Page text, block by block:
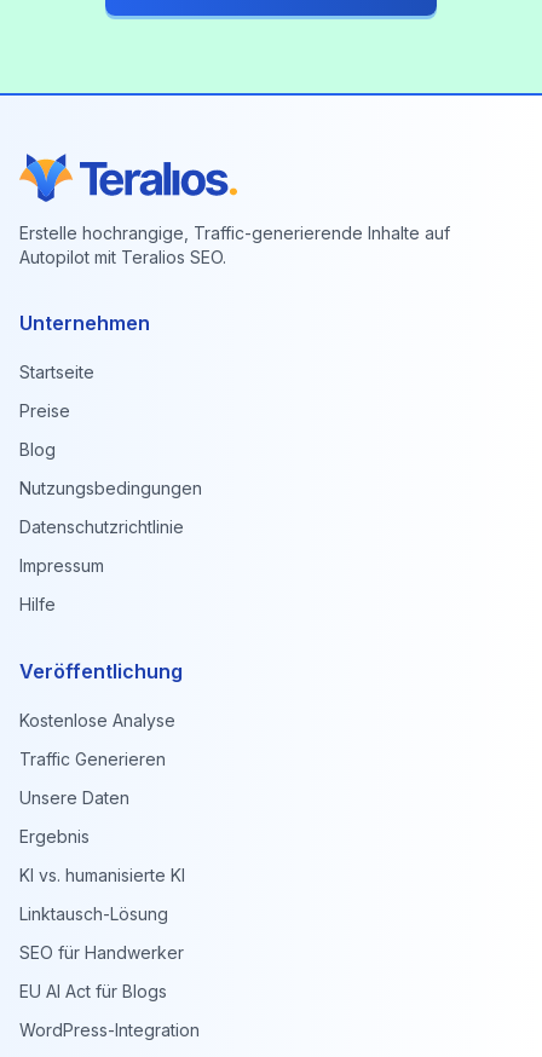
Erstelle hochrangige, Traffic-generierende Inhalte auf
Autopilot mit Teralios SEO.
Unternehmen
Startseite
Preise
Blog
Nutzungsbedingungen
Datenschutzrichtlinie
Impressum
Hilfe
Veröffentlichung
Kostenlose Analyse
Traffic Generieren
Unsere Daten
Ergebnis
KI vs. humanisierte KI
Linktausch-Lösung
SEO für Handwerker
EU AI Act für Blogs
WordPress-Integration